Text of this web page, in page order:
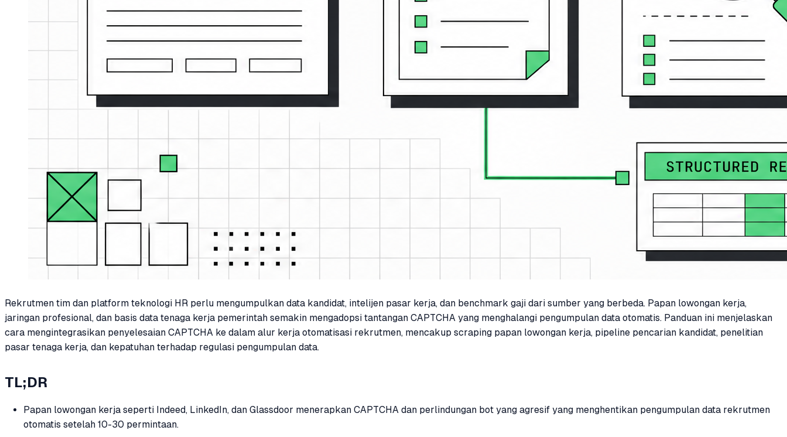
Rekrutmen tim dan platform teknologi HR perlu mengumpulkan data kandidat, intelijen pasar kerja, dan benchmark gaji dari sumber yang berbeda. Papan lowongan kerja,
jaringan profesional, dan basis data tenaga kerja pemerintah semakin mengadopsi tantangan CAPTCHA yang menghalangi pengumpulan data otomatis. Panduan ini menjelaskan
cara mengintegrasikan penyelesaian CAPTCHA ke dalam alur kerja otomatisasi rekrutmen, mencakup scraping papan lowongan kerja, pipeline pencarian kandidat, penelitian
pasar tenaga kerja, dan kepatuhan terhadap regulasi pengumpulan data.
TL;DR
Papan lowongan kerja seperti Indeed, LinkedIn, dan Glassdoor menerapkan CAPTCHA dan perlindungan bot yang agresif yang menghentikan pengumpulan data rekrutmen
otomatis setelah 10-30 permintaan.